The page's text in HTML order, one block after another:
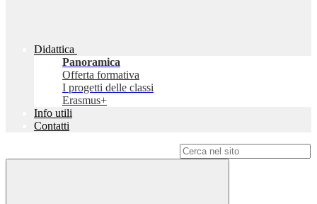
Didattica
Panoramica
Offerta formativa
I progetti delle classi
Erasmus+
Info utili
Contatti